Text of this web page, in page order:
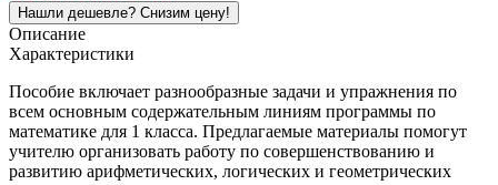
Описание
Характеристики
Пособие включает разнообразные задачи и упражнения по
всем основным содержательным линиям программы по
математике для 1 класса. Предлагаемые материалы помогут
учителю организовать работу по совершенствованию и
развитию арифметических, логических и геометрических